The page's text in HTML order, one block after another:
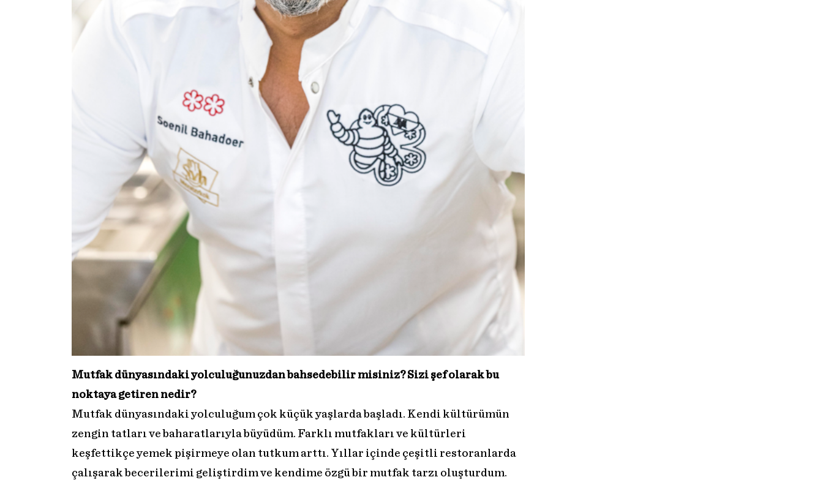
Mutfak dünyasındaki yolculuğunuzdan bahsedebilir misiniz? Sizi şef olarak bu
noktaya getiren nedir?
Mutfak dünyasındaki yolculuğum çok küçük yaşlarda başladı. Kendi kültürümün
zengin tatları ve baharatlarıyla büyüdüm. Farklı mutfakları ve kültürleri
keşfettikçe yemek pişirmeye olan tutkum arttı. Yıllar içinde çeşitli restoranlarda
çalışarak becerilerimi geliştirdim ve kendime özgü bir mutfak tarzı oluşturdum.